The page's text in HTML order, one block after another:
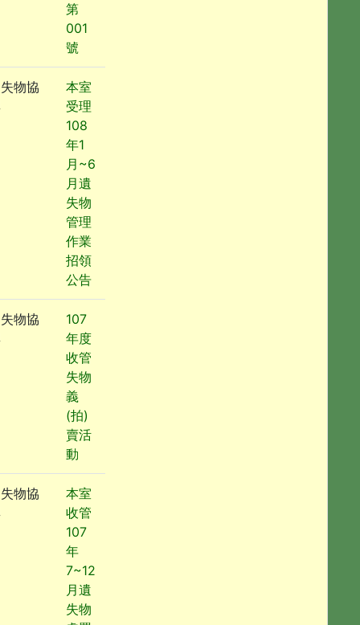
第
001
號
物協
本室
受理
108
年1
月~6
月遺
失物
管理
作業
招領
公告
物協
107
年度
收管
失物
義
(拍)
賣活
動
物協
本室
收管
107
年
7~12
月遺
失物